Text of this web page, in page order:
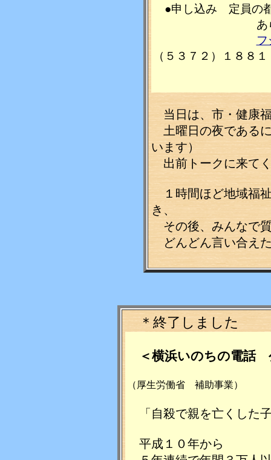
●申し込み 定員の
あらかじめ
フ
（５３７２）１８８１
当日は、市・健康
土曜日の夜であるに
います）
出前トークに来て
１時間ほど地域福
き、
その後、みんなで
どんどん言い合え
＊終了しました
＜横浜いのちの電話
（厚生労働省 補助事業）
「自殺で親を亡くした
平成１０年から